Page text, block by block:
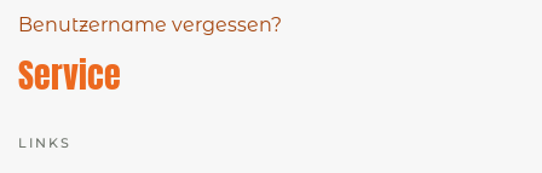
Benutzername vergessen?
Service
LINKS